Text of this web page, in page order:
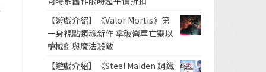
【遊戲介紹】《Valor Mortis》第
一身視點類魂新作 拿破崙軍亡靈以
槍械劍與魔法殺敵
【遊戲介紹】《Steel Maiden 鋼鐵